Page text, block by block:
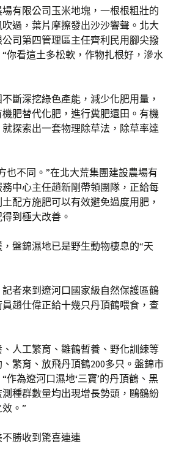
有限公司玉米地塊，一根根粗壯的
過，葉片摩擦發出沙沙響聲。北大
司第四管理區主任齊利民用腳尖撥
你看這土多松軟，作物扎根好，滲水
斷深挖綠色產能，減少化肥用量，
肥替代化肥，進行糞肥還田。有機
探索出一套物理除草法，除草率達
也不同。”在北大荒集團建設農場有
中心主任趙新剛帶領團隊，正給每
配方施肥可以有效避免過度用肥，
到極大改善。
盤錦濕地已是野生動物棲息的“天
者來到遼河口國家級自然保護區鶴
趙仕偉正給十幾只丹頂鶴喂食，查
人工繁育、雛鶴暫養、野化訓練等
繁育、放飛丹頂鶴200多只。盤錦市
作為遼河口濕地‘三寶’的丹頂鶴、黑
種群數量均出現增長勢頭，鷗鶴紛
。”
勝收到驚喜連連